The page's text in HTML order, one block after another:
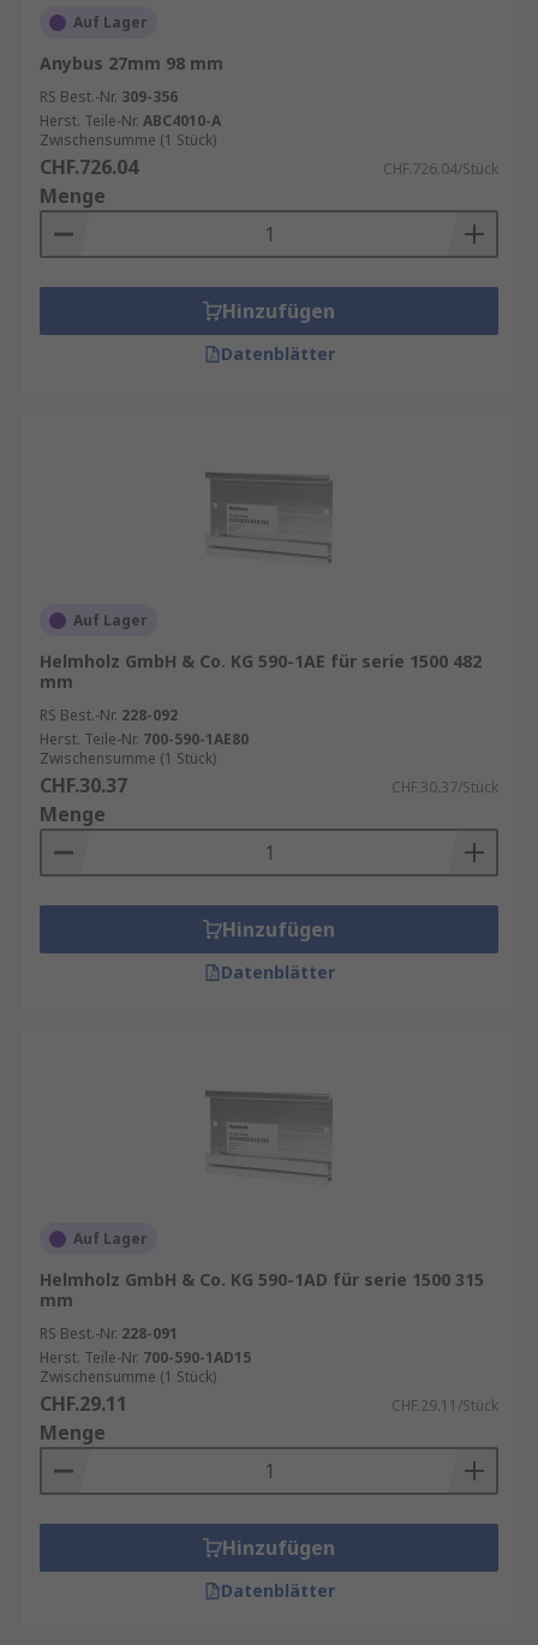
Auf Lager
Anybus 27mm 98 mm
RS Best.-Nr. 309-356
Herst. Teile-Nr. ABC4010-A
Zwischensumme (1 Stück)
CHF.726.04 CHF.726.04/Stück
Menge
Hinzufügen
Datenblätter
Auf Lager
Helmholz GmbH & Co. KG 590-1AE für serie 1500 482
mm
RS Best.-Nr. 228-092
Herst. Teile-Nr. 700-590-1AE80
Zwischensumme (1 Stück)
CHF.30.37 CHF.30.37/Stück
Menge
Hinzufügen
Datenblätter
Auf Lager
Helmholz GmbH & Co. KG 590-1AD für serie 1500 315
mm
RS Best.-Nr. 228-091
Herst. Teile-Nr. 700-590-1AD15
Zwischensumme (1 Stück)
CHF.29.11 CHF.29.11/Stück
Menge
Hinzufügen
Datenblätter